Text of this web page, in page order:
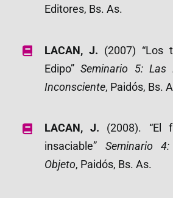
Editores, Bs. As.
LACAN, J. (2007) “Los
Edipo” Seminario 5: Las
Inconsciente, Paidós, Bs.
LACAN, J. (2008). “El
insaciable” Seminario
Objeto, Paidós, Bs. As.